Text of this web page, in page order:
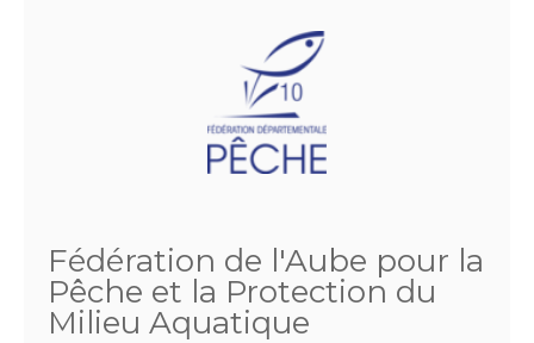
Fédération de l'Aube pour la
Pêche et la Protection du
Milieu Aquatique